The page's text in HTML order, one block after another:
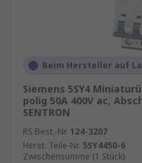
Beim Hersteller auf
Siemens 5SY4
polig 50A 400V ac,
SENTRON
RS Best.-Nr. 124-3207
Herst. Teile-Nr. 5SY4450-6
Zwischensumme (1 Stück)